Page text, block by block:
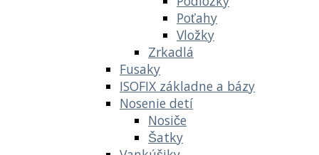
Poťahy
Vložky
Zrkadlá
Fusaky
ISOFIX základne a bázy
Nosenie detí
Nosiče
Šatky